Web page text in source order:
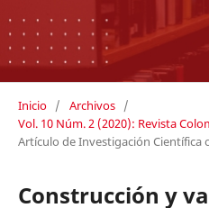
Inicio / Archivos /
Vol. 10 Núm. 2 (2020): Revista
Artículo de Investigación Científica
Construcción y